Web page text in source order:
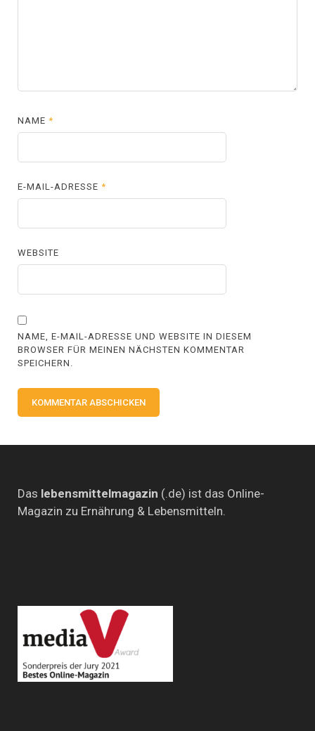
NAME*
E-MAIL-ADRESSE*
WEBSITE
NAME, E-MAIL-ADRESSE UND WEBSITE IN DIESEM
BROWSER FÜR MEINEN NÄCHSTEN KOMMENTAR
SPEICHERN.
Das lebensmittelmagazin (.de) ist das Online-
Magazin zu Ernährung & Lebensmitteln.